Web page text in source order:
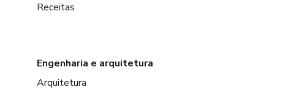
Receitas
Engenharia e arquitetura
Arquitetura